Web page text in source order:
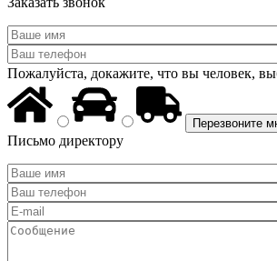
Пожалуйста, докажите, что вы человек,
Письмо директору